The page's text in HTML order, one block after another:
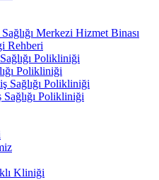
Merkezi Hizmet Binası
Rehberi
Polikliniği
Polikliniği
Sağlığı Polikliniği
Polikliniği
Kliniği